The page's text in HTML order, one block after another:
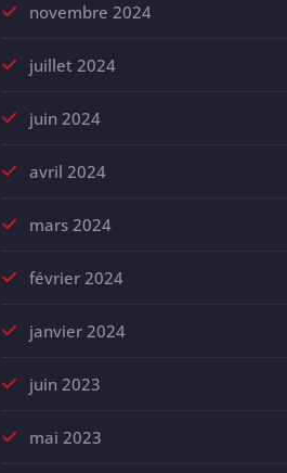
novembre 2024
juillet 2024
juin 2024
avril 2024
mars 2024
février 2024
janvier 2024
juin 2023
mai 2023